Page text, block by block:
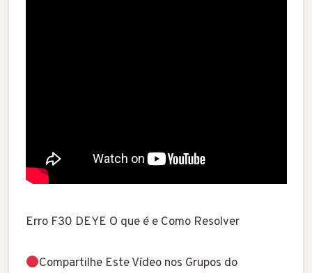
Erro F30 DEYE O que é e Como Resolver
Compartilhe Este Vídeo nos Grupos do